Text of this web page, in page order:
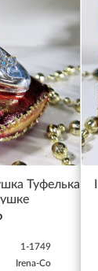
Туфелька
1-1749
Irena-Co